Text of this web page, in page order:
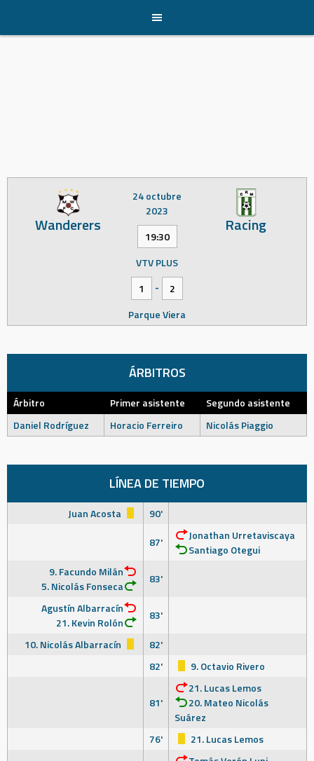
content
Wanderers Racing
24 octubre
2023
19:30
VTV PLUS
1
-
2
Parque Viera
ÁRBITROS
Árbitro Primer asistente
Segundo asistente
Daniel Rodríguez
Horacio Ferreiro Nicolás Piaggio
LÍNEA DE TIEMPO
Juan Acosta
90'
87'
Jonathan Urretaviscaya
Santiago Otegui
9. Facundo Milán
5. Nicolás Fonseca
83'
Agustín Albarracín
21. Kevin Rolón
83'
10. Nicolás Albarracín
82'
82'
9. Octavio Rivero
81'
21. Lucas Lemos
20. Mateo Nicolás
Suárez
76'
21. Lucas Lemos